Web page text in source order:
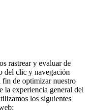
rastrear y evaluar de
del clic y navegación
de optimizar nuestro
la experiencia general del
los siguientes